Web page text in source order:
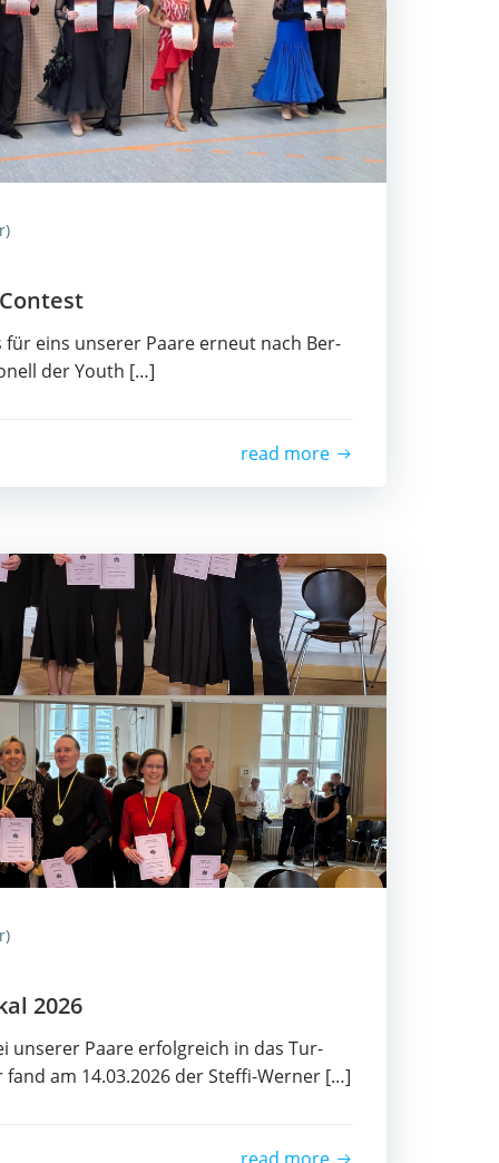
für eins unse­rer Paa­re erneut nach Ber­
der Youth […]
read more
2026
unse­rer Paa­re erfolg­reich in das Tur­
am 14.03.2026 der Stef­fi-Wer­ner […]
read more